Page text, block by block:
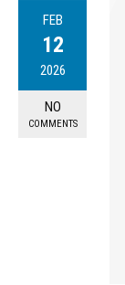
FEB
12
2026
NO
COMMENTS